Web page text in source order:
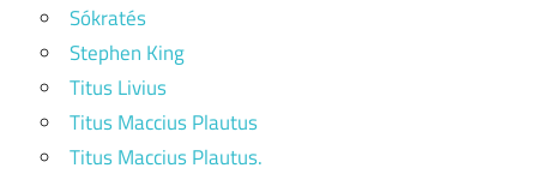
Sókratés
Stephen King
Titus Livius
Titus Maccius Plautus
Titus Maccius Plautus.